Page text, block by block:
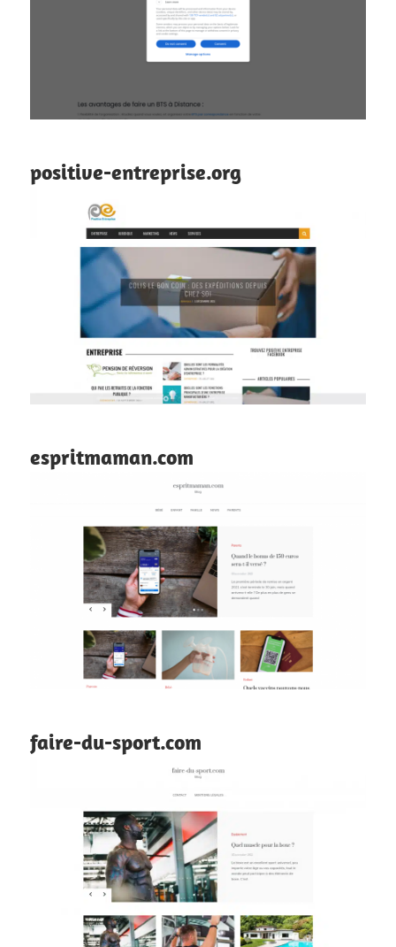
positive-entreprise.org
espritmaman.com
faire-du-sport.com